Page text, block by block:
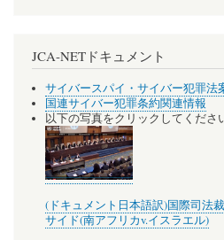
JCA-NETドキュメント
サイバースパイ・サイバー犯罪法
国連サイバー犯罪条約関連情報
以下の写真をクリックしてくださ
(ドキュメント日本語訳)国際司法
サイド(南アフリカv.イスラエル)